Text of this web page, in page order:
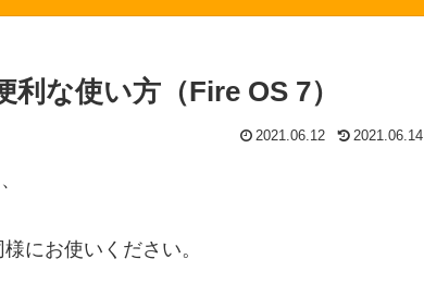
な使い方（Fire OS 7）
2021.06.12 2021.06.14
にお使いください。